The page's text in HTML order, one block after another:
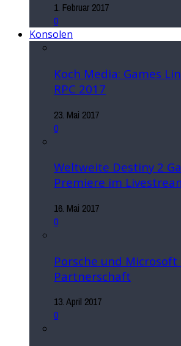
1. Februar 2017
0
Konsolen
Koch Media: Games
RPC 2017
23. Mai 2017
0
Weltweite Destiny 2
Premiere im
16. Mai 2017
0
Porsche und
Partnerschaft
13. April 2017
0